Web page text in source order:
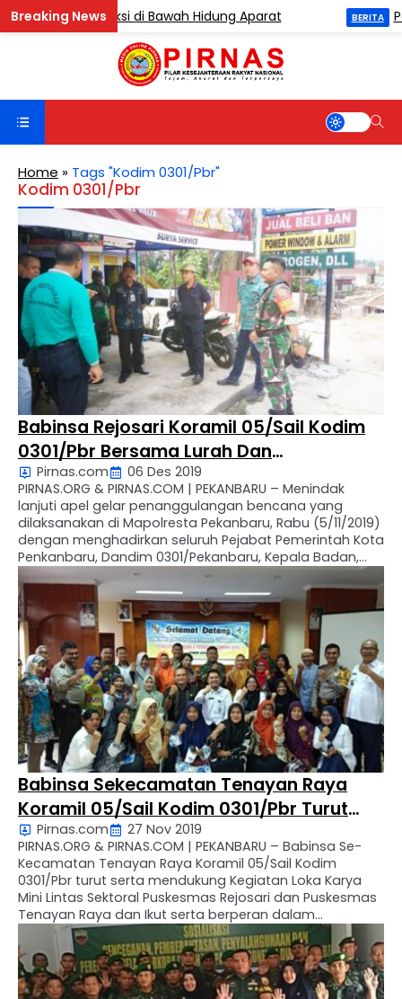
Beraksi di Bawah Hidung Aparat
Home » Tags "Kodim 0301/Pbr"
Kodim 0301/Pbr
Babinsa Rejosari Koramil 05/Sail Kodim
0301/Pbr Bersama Lurah Dan
Babinkantibmas Tinjau langsung Daerah
Rawan Banjir
Pirnas.com
06 Des 2019
PIRNAS.ORG & PIRNAS.COM | PEKANBARU – Menindak
lanjuti apel gelar penanggulangan bencana yang
dilaksanakan di Mapolresta Pekanbaru, Rabu (5/11/2019)
dengan menghadirkan seluruh Pejabat Pemerintah Kota
Penkanbaru, Dandim 0301/Pekanbaru, Kepala Badan,
Babinsa, Babinkantibmas dan termasuk para Lurah se
Kota Pekanbaru, Dengan kegiatan gelar
penanggulangan bencana, Babinsa Rejosari Pelda Helly
Masturo mengatakan, kegiatan ini merupakan bentuk
sinegritas antara …
Babinsa Sekecamatan Tenayan Raya
Koramil 05/Sail Kodim 0301/Pbr Turut
Andil Laksanakan Kegiatan Loka Karya
Mini lintas Sektoral
Pirnas.com
27 Nov 2019
PIRNAS.ORG & PIRNAS.COM | PEKANBARU – Babinsa Se-
Kecamatan Tenayan Raya Koramil 05/Sail Kodim
0301/Pbr turut serta mendukung Kegiatan Loka Karya
Mini Lintas Sektoral Puskesmas Rejosari dan Puskesmas
Tenayan Raya dan Ikut serta berperan dalam
memantau kondisi kesehatan di wilayah Binaan
Babinsa. Rabu (27/11/2019). Kegiatan lintas sektor ini
yang turut dihadiri oleh, 1. Anggota Dewan Kota bapak …